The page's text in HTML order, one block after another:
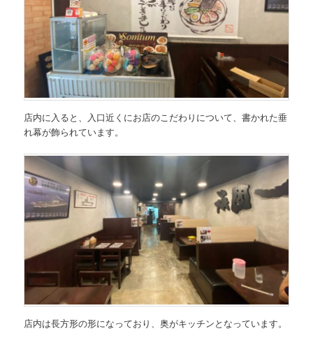
店内に入ると、入口近くにお店のこだわりについて、書かれた垂
れ幕が飾られています。
店内は長方形の形になっており、奥がキッチンとなっています。